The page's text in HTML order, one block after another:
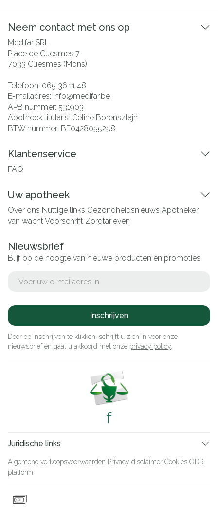
Neem contact met ons op
Medifar SRL
Place de Cuesmes 7
7033 Cuesmes (Mons)
Telefoon: 065 36 11 48
E-mailadres: info@medifar.be
APB nummer: 531903
Apotheek titularis: Céline Borensztajn
BTW nummer: BE0428055258
Klantenservice
FAQ
Uw apotheek
Over ons Nuttige links Gezondheidsnieuws Apotheker
van wachtVoorschrift Zorgtarieven
Nieuwsbrief
Blijf op de hoogte van nieuwe producten en promoties
Inschrijven
Door op inschrijven te klikken, schrijft u zich in voor onze
nieuwsbrief en gaat u akkoord met onze privacy policy
Juridische links
Algemene verkoopsvoorwaarden Privacy disclaimer Cookies ODR-
platform